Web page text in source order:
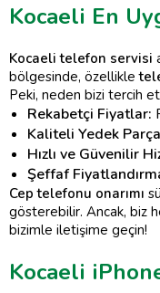
Kocaeli En
Kocaeli telefon servisi
bölgesinde, özellikle
Peki, neden bizi tercih
Rekabetçi Fiyatlar:
Kaliteli Yedek
Hızlı ve Güvenilir
Şeffaf
Cep telefonu onarımı
gösterebilir. Ancak, biz
bizimle iletişime geçin!
Kocaeli